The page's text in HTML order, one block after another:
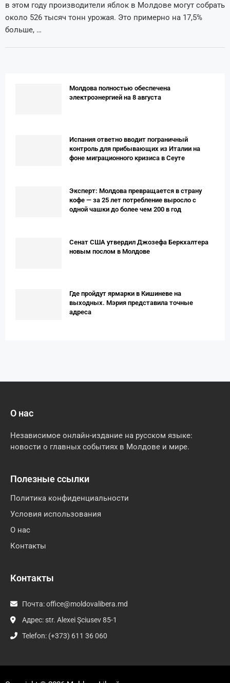
в этом году производители яблок в Молдове могут собрать
около 526 тысяч тонн урожая. Это примерно на 17,5%
больше, …
Молдова полностью обеспечена
электроэнергией на 8 августа
Испания ответно вводит пограничный
контроль для прибывающих из Италии на
фоне миграционного кризиса в Сеуте
Эксперт: Молдова превращается в страну
кофе — за 25 лет потребление выросло с
одной чашки до более чем 200 в год
Сенат США утвердил Джозефа Беркхалтера
новым послом в Молдове
Где пройдут ярмарки в Кишиневе на
выходных. Мэрия представила точные
адреса
О нас
Независимое онлайн-издание на русском языке:
новости о главных событиях в Молдове и мире.
Полезные ссылки
Политика конфиденциальности
Условия использования
О нас
Контакты
Контакты
Почта:office@moldovalibera.md
Адрес: str. Alexei Şciusev 85-1
Telefon: (+373) 611 36 060